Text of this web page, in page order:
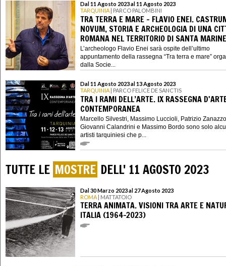
Dal 11 Agosto 2023 al 11 Agosto 2023
TARQUINIA | PARCO PALOMBINI
TRA TERRA E MARE - FLAVIO ENEI.
NOVUM, STORIA E ARCHEOLOGIA DI UNA
ROMANA NEL TERRITORIO DI SANTA
L’archeologo Flavio Enei sarà ospite dell’ultimo
appuntamento della rassegna “Tra terra e mare”
dalla Socie...
Dal 11 Agosto 2023 al 13 Agosto 2023
TARQUINIA | PARCO FELICE DE SANCTIS
TRA I RAMI DELL’ARTE. IX RASSEGNA
CONTEMPORANEA
Marcello Silvestri, Massimo Luccioli, Patrizio
Giovanni Calandrini e Massimo Bordo sono solo
artisti tarquiniesi che p...
TUTTE LE MOSTRE DELL' 11 AGOSTO 2023
Dal 30 Marzo 2023 al 27 Agosto 2023
ROMA | MATTATOIO
TERRA ANIMATA. VISIONI TRA ARTE E
ITALIA (1964-2023)